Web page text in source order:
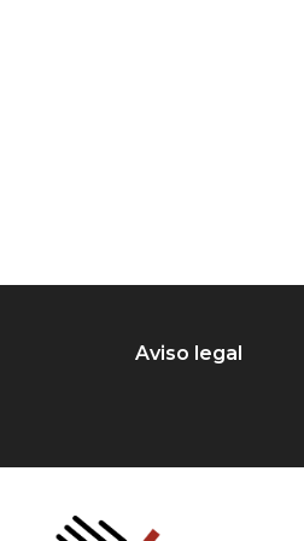
Aviso legal